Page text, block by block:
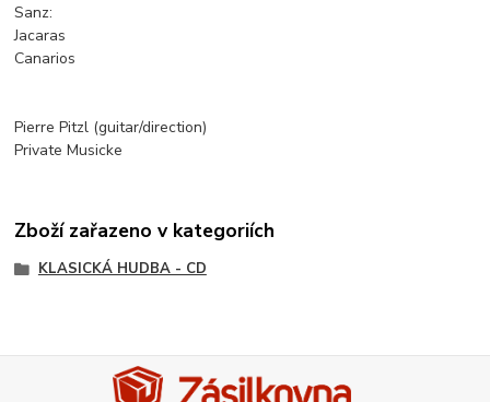
Sanz:
Jacaras
Canarios
Pierre Pitzl (guitar/direction)
Private Musicke
Zboží zařazeno v kategoriích
KLASICKÁ HUDBA - CD